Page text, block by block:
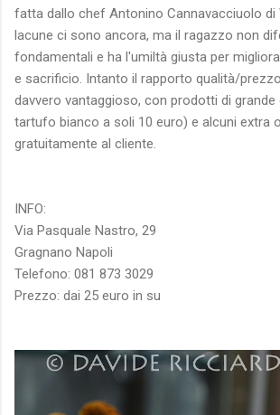
fatta dallo chef Antonino Cannavacciuolo di
lacune ci sono ancora, ma il ragazzo non
fondamentali e ha l'umiltà giusta per
e sacrificio. Intanto il rapporto qualità/
davvero vantaggioso, con prodotti di
tartufo bianco a soli 10 euro) e alcuni extra
gratuitamente al cliente.
INFO:
Via Pasquale Nastro, 29
Gragnano Napoli
Telefono: 081 873 3029
Prezzo: dai 25 euro in su